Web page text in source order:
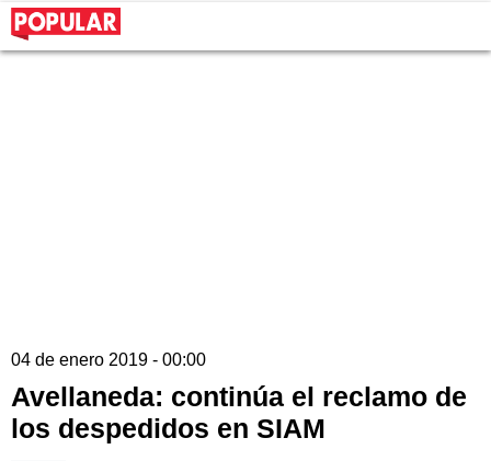
04 de enero 2019 - 00:00
Avellaneda: continúa el reclamo de
los despedidos en SIAM